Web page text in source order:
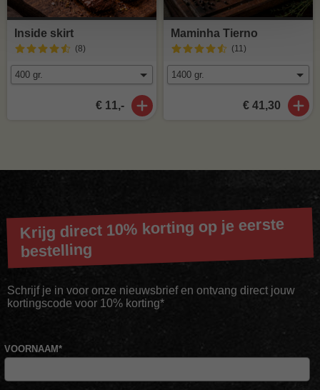
Inside skirt
(8)
€ 11,-
Maminha Tierno
(11)
€ 41,30
Krijg direct 10% korting op je eerste
bestelling
Schrijf je in voor onze nieuwsbrief en ontvang direct jouw
kortingscode voor 10% korting*
VOORNAAM*